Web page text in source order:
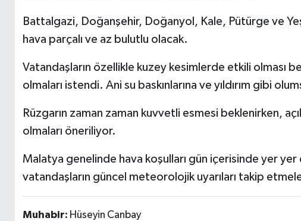
Battalgazi, Doğanşehir, Doğanyol, Kale, Pütürge ve
hava parçalı ve az bulutlu olacak.
Vatandaşların özellikle kuzey kesimlerde etkili olması
olmaları istendi. Ani su baskınlarına ve yıldırım gibi
Rüzgarın zaman zaman kuvvetli esmesi beklenirken,
olmaları öneriliyor.
Malatya genelinde hava koşulları gün içerisinde yer
vatandaşların güncel meteorolojik uyarıları takip
Muhabir: Hüseyin Canbay